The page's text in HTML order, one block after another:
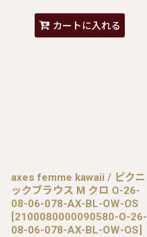
カートに入れる
axes femme kawaii / ピクニ
ックブラウス M クロ O-26-
08-06-078-AX-BL-OW-OS
[2100080000090580-O-26-
08-06-078-AX-BL-OW-OS]